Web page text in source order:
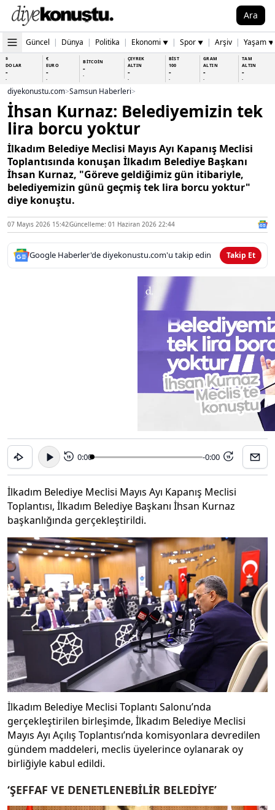
Ara
Güncel | Dünya | Politika | Ekonomi ▼ | Spor ▼ | Arşiv | Yaşam ▼
$
DOLAR
-
-
€
EURO
-
-
BİTCOİN
-
-
ÇEYREK
ALTIN
-
-
BİST
100
-
-
GRAM
ALTIN
-
-
TAM
ALTIN
-
-
diyekonustu.com>Samsun Haberleri>
İhsan Kurnaz: Belediyemizin tek
lira borcu yoktur
İlkadım Belediye Meclisi Mayıs Ayı Kapanış Meclisi
Toplantısında konuşan İlkadım Belediye Başkanı
İhsan Kurnaz, "Göreve geldiğimiz gün itibariyle,
belediyemizin günü geçmiş tek lira borcu yoktur"
diye konuştu.
07 Mayıs 2026 15:42Güncelleme: 01 Haziran 2026 22:44
Google Haberler'de diyekonustu.com'u takip edin Takip Et
15 0:00 -0:00 15
İlkadım Belediye Meclisi Mayıs Ayı Kapanış Meclisi
Toplantısı, İlkadım Belediye Başkanı İhsan Kurnaz
başkanlığında gerçekleştirildi.
İlkadım Belediye Meclisi Toplantı Salonu’nda
gerçekleştirilen birleşimde, İlkadım Belediye Meclisi
Mayıs Ayı Açılış Toplantısı’nda komisyonlara devredilen
gündem maddeleri, meclis üyelerince oylanarak oy
birliğiyle kabul edildi.
‘ŞEFFAF VE DENETLENEBİLİR BELEDİYE’